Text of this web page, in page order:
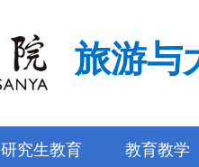
旅游与
研究生教育 教育教学